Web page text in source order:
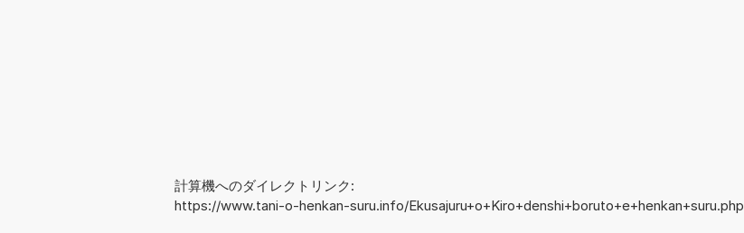
計算機へのダイレクトリンク:
https://www.tani-o-henkan-suru.info/Ekusajuru+o+Kiro+denshi+boruto+e+henkan+suru.php